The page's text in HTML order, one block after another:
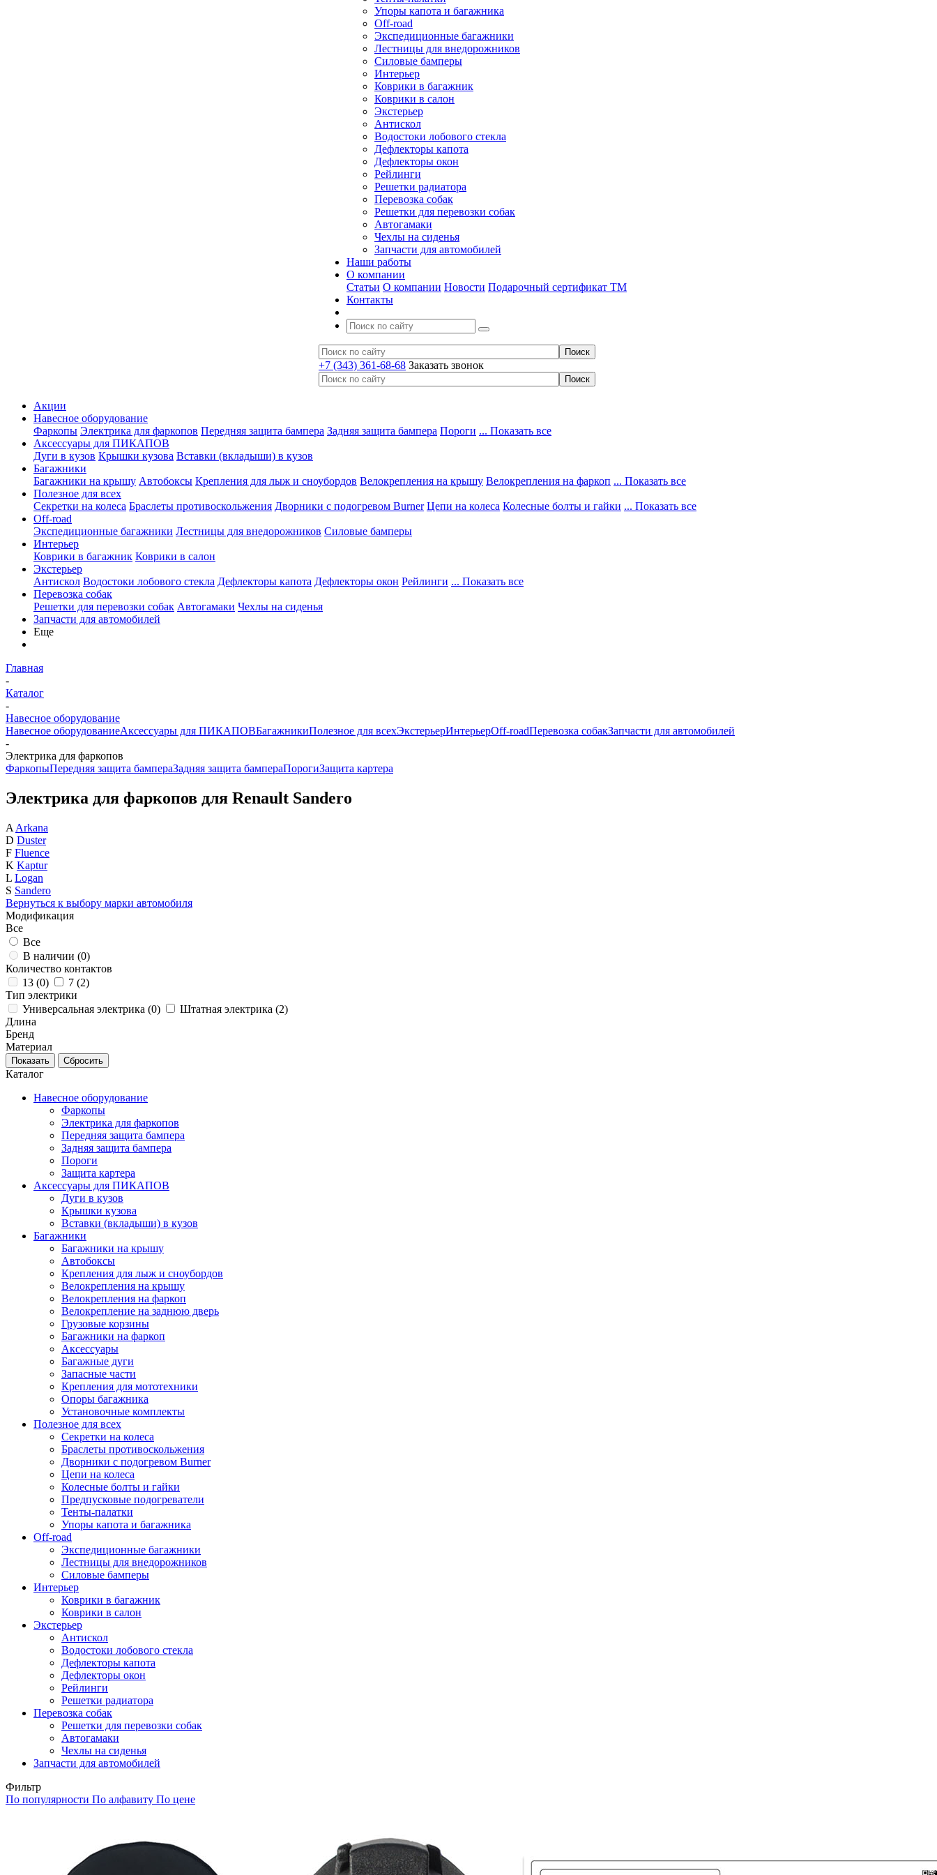
Упоры капота и багажника
Off-road
Экспедиционные багажники
Лестницы для внедорожников
Силовые бамперы
Интерьер
Коврики в багажник
Коврики в салон
Экстерьер
Антискол
Водостоки лобового стекла
Дефлекторы капота
Дефлекторы окон
Рейлинги
Решетки радиатора
Перевозка собак
Решетки для перевозки собак
Автогамаки
Чехлы на сиденья
Запчасти для автомобилей
Наши работы
О компании
Статьи О компании Новости Подарочный сертификат ТМ
Контакты
+7 (343) 361-68-68 Заказать звонок
Акции
Навесное оборудование
Фаркопы Электрика для фаркопов Передняя защита бампера Задняя защита бампера Пороги ... Показать все
Аксессуары для ПИКАПОВ
Дуги в кузов Крышки кузова Вставки (вкладыши) в кузов
Багажники
Багажники на крышу Автобоксы Крепления для лыж и сноубордов Велокрепления на крышу Велокрепления на фаркоп ... Показать все
Полезное для всех
Секретки на колеса Браслеты противоскольжения Дворники с подогревом Burner Цепи на колеса Колесные болты и гайки ... Показать все
Off-road
Экспедиционные багажники Лестницы для внедорожников Силовые бамперы
Интерьер
Коврики в багажник Коврики в салон
Экстерьер
Антискол Водостоки лобового стекла Дефлекторы капота Дефлекторы окон Рейлинги ... Показать все
Перевозка собак
Решетки для перевозки собак Автогамаки Чехлы на сиденья
Запчасти для автомобилей
Еще
Главная
-
Каталог
-
Навесное оборудование
Навесное оборудованиеАксессуары для ПИКАПОВБагажникиПолезное для всехЭкстерьерИнтерьерOff-roadПеревозка собакЗапчасти для автомобилей
-
Электрика для фаркопов
ФаркопыПередняя защита бампераЗадняя защита бампераПорогиЗащита картера
Электрика для фаркопов для Renault Sandero
A Arkana
D Duster
F Fluence
K Kaptur
L Logan
S Sandero
Вернуться к выбору марки автомобиля
Модификация
Все
Все
В наличии (0)
Количество контактов
13 (0) 7 (2)
Тип электрики
Универсальная электрика (0) Штатная электрика (2)
Длина
Бренд
Материал
Каталог
Навесное оборудование
Фаркопы
Электрика для фаркопов
Передняя защита бампера
Задняя защита бампера
Пороги
Защита картера
Аксессуары для ПИКАПОВ
Дуги в кузов
Крышки кузова
Вставки (вкладыши) в кузов
Багажники
Багажники на крышу
Автобоксы
Крепления для лыж и сноубордов
Велокрепления на крышу
Велокрепления на фаркоп
Велокрепление на заднюю дверь
Грузовые корзины
Багажники на фаркоп
Аксессуары
Багажные дуги
Запасные части
Крепления для мототехники
Опоры багажника
Установочные комплекты
Полезное для всех
Секретки на колеса
Браслеты противоскольжения
Дворники с подогревом Burner
Цепи на колеса
Колесные болты и гайки
Предпусковые подогреватели
Тенты-палатки
Упоры капота и багажника
Off-road
Экспедиционные багажники
Лестницы для внедорожников
Силовые бамперы
Интерьер
Коврики в багажник
Коврики в салон
Экстерьер
Антискол
Водостоки лобового стекла
Дефлекторы капота
Дефлекторы окон
Рейлинги
Решетки радиатора
Перевозка собак
Решетки для перевозки собак
Автогамаки
Чехлы на сиденья
Запчасти для автомобилей
Фильтр
По популярности По алфавиту По цене